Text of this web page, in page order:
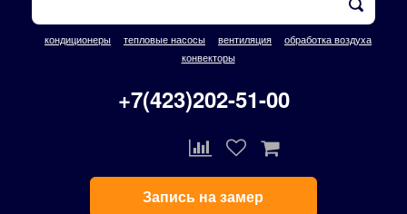
кондиционеры тепловые насосы вентиляция
обработка воздуха
конвекторы
+7(423)202-51-00
Запись на замер